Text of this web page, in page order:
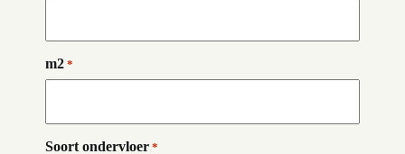
m2 *
Soort ondervloer *